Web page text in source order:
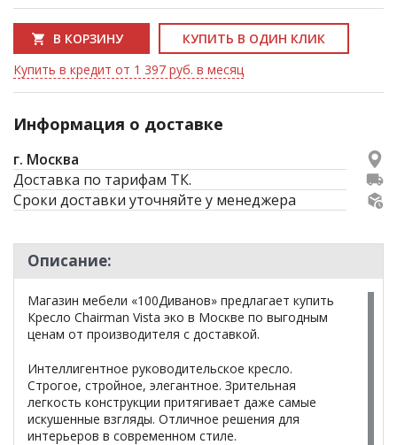
В КОРЗИНУ
КУПИТЬ В ОДИН КЛИК
Купить в кредит от 1 397 руб. в месяц
Информация о доставке
г. Москва
Доставка по тарифам ТК.
Сроки доставки уточняйте у менеджера
Описание:
Магазин мебели «100Диванов» предлагает купить
Кресло Chairman Vista эко в Москве по выгодным
ценам от производителя с доставкой.
Интеллигентное руководительское кресло.
Строгое, стройное, элегантное. Зрительная
легкость конструкции притягивает даже самые
искушенные взгляды. Отличное решения для
интерьеров в современном стиле.